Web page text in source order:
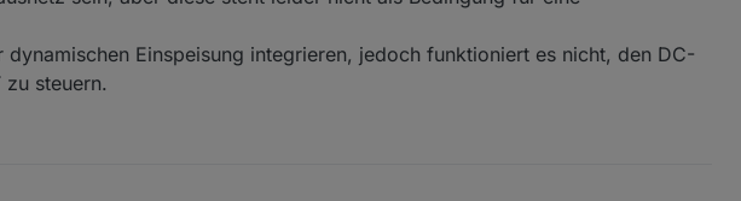
Einspeisung integrieren, jedoch funktioniert es nicht, den DC-
steuern.